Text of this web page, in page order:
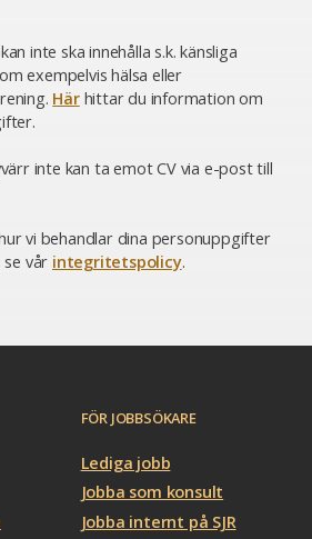
inte ska innehålla s.k. känsliga
exempelvis hälsa eller
Härhittar du information om
inte kan ta emot CV via e-post till
vi behandlar dina personuppgifter
vår integritetspolicy.
FÖR JOBBSÖKARE
Lediga jobb
Jobba som konsult
Jobba internt på SJR